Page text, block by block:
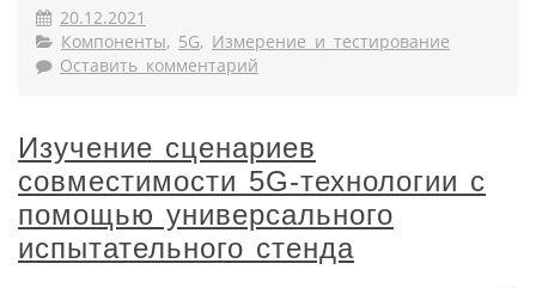
20.12.2021
Компоненты, 5G, Измерение и тестирование
Оставить комментарий
Изучение сценариев
совместимости 5G-технологии с
помощью универсального
испытательного стенда